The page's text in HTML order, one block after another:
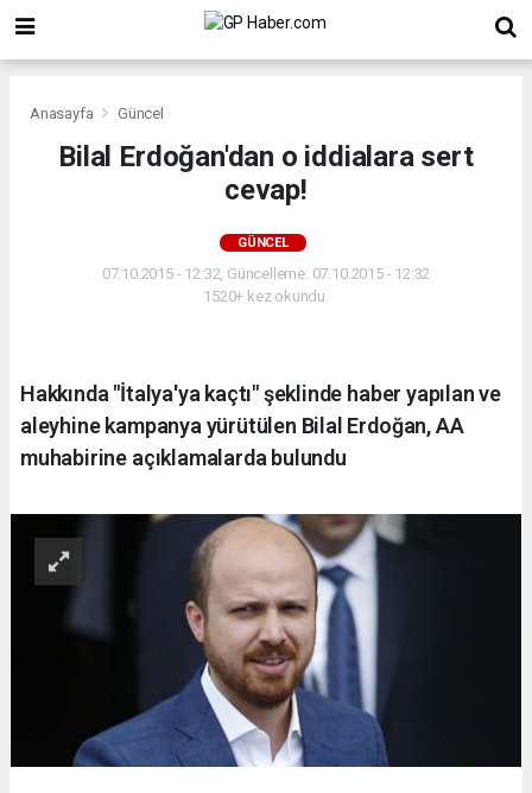
Anasayfa Güncel
Bilal Erdoğan'dan o iddialara sert
cevap!
GÜNCEL
07.10.2015 - 12:32, Güncelleme: 07.10.2015 - 12:32
1520+ kez okundu.
Hakkında "İtalya'ya kaçtı" şeklinde haber yapılan ve
aleyhine kampanya yürütülen Bilal Erdoğan, AA
muhabirine açıklamalarda bulundu